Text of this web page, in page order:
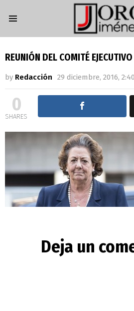
REUNIÓN DEL COMITÉ
by Redacción 29 diciembre, 2016,
0
SHARES
Deja un